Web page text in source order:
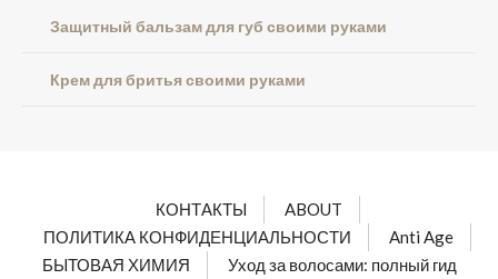
Защитный бальзам для губ своими руками
Крем для бритья своими руками
КОНТАКТЫ
ABOUT
ПОЛИТИКА КОНФИДЕНЦИАЛЬНОСТИ
Anti Age
БЫТОВАЯ ХИМИЯ
Уход за волосами: полный гид